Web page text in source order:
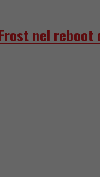
nel reboot